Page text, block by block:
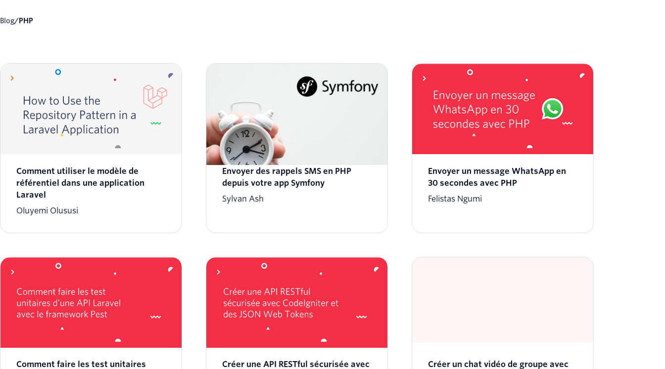
Blog/ PHP
Comment utiliser le modèle de
référentiel dans une application
Laravel
Oluyemi Olususi
Envoyer des rappels SMS en PHP
depuis votre app Symfony
Sylvan Ash
Envoyer un message WhatsApp en
30 secondes avec PHP
Felistas Ngumi
Comment faire les test unitaires
Créer une API RESTful sécurisée avec
Créer un chat vidéo de groupe avec